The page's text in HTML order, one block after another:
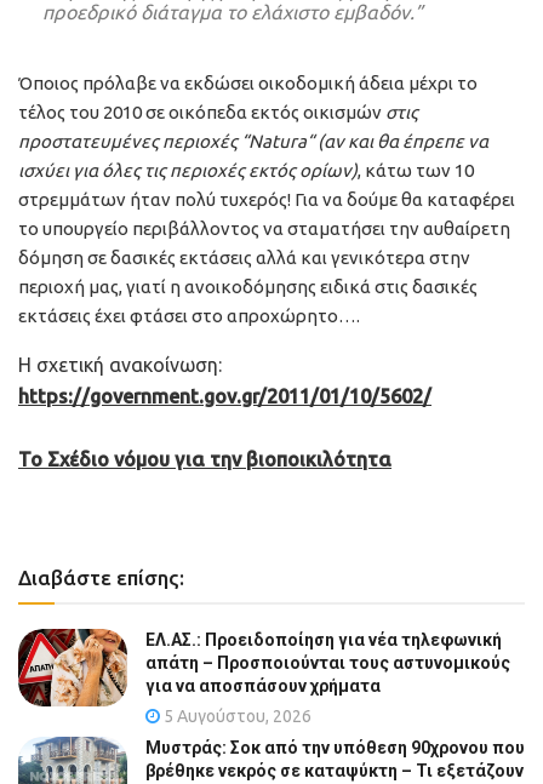
προεδρικό διάταγμα το ελάχιστο εμβαδόν.”
Όποιος πρόλαβε να εκδώσει οικοδομική άδεια μέχρι το
τέλος του 2010 σε οικόπεδα εκτός οικισμών στις
προστατευμένες περιοχές “Natura“(αν και θα έπρεπε να
ισχύει για όλες τις περιοχές εκτός ορίων), κάτω των 10
στρεμμάτων ήταν πολύ τυχερός! Για να δούμε θα καταφέρει
το υπουργείο περιβάλλοντος να σταματήσει την αυθαίρετη
δόμηση σε δασικές εκτάσεις αλλά και γενικότερα στην
περιοχή μας, γιατί η ανοικοδόμησης ειδικά στις δασικές
εκτάσεις έχει φτάσει στο απροχώρητο….
Η σχετική ανακοίνωση:
https://government.gov.gr/2011/01/10/5602/
To Σχέδιο νόμου για την βιοποικιλότητα
Διαβάστε επίσης:
ΕΛ.ΑΣ.: Προειδοποίηση για νέα τηλεφωνική
απάτη – Προσποιούνται τους αστυνομικούς
για να αποσπάσουν χρήματα
5 Αυγούστου, 2026
Μυστράς: Σοκ από την υπόθεση 90χρονου που
βρέθηκε νεκρός σε καταψύκτη – Τι εξετάζουν